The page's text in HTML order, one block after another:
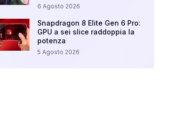
6 Agosto 2026
Snapdragon 8 Elite Gen 6 Pro:
GPU a sei slice raddoppia la
potenza
5 Agosto 2026